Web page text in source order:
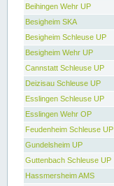
Beihingen Wehr UP
Besigheim SKA
Besigheim Schleuse UP
Besigheim Wehr UP
Cannstatt Schleuse UP
Deizisau Schleuse UP
Esslingen Schleuse UP
Esslingen Wehr OP
Feudenheim Schleuse UP
Gundelsheim UP
Guttenbach Schleuse UP
Hassmersheim AMS